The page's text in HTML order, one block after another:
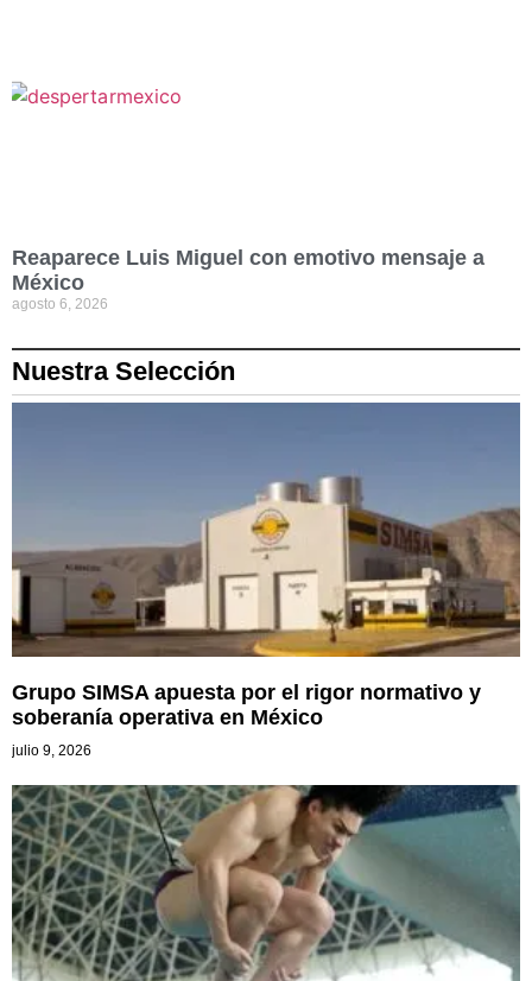
Reaparece Luis Miguel con emotivo mensaje a
México
agosto 6, 2026
Nuestra Selección
Grupo SIMSA apuesta por el rigor normativo y
soberanía operativa en México
julio 9, 2026